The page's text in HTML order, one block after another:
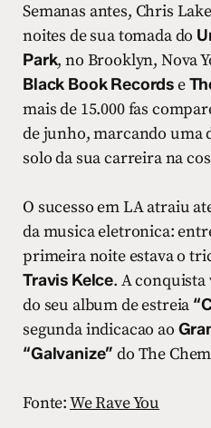
Semanas antes, Chris
noites de sua tomada do
Park, no Brooklyn, Nova
Black Book Recordse
mais de 15.000 fas
de junho, marcando uma
solo da sua carreira na
O sucesso em LA atraiu
da musica eletronica:
primeira noite estava o
Travis Kelce. A conquista
do seu album de estreia
segunda indicacao ao
“Galvanize” do The
Fonte:We Rave You